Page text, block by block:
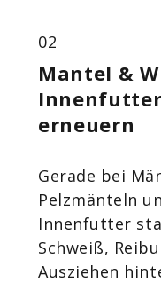
02
Mantel &
erneuern
Gerade bei
Pelzmänteln
Innenfutter
Schweiß,
Ausziehen